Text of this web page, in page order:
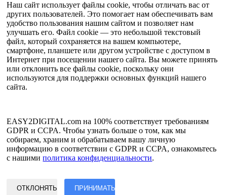
Наш сайт использует файлы cookie, чтобы отличать вас от
других пользователей. Это помогает нам обеспечивать вам
удобство пользования нашим сайтом и позволяет нам
улучшать его. Файл cookie — это небольшой текстовый
файл, который сохраняется на вашем компьютере,
смартфоне, планшете или другом устройстве с доступом в
Интернет при посещении нашего сайта. Вы можете принять
или отклонить все файлы cookie, поскольку они
используются для поддержки основных функций нашего
сайта.
EASY2DIGITAL.com на 100% соответствует требованиям
GDPR и CCPA. Чтобы узнать больше о том, как мы
собираем, храним и обрабатываем вашу личную
информацию в соответствии с GDPR и CCPA, ознакомьтесь
с нашимиполитика конфиденциальности.
ОТКЛОНЯТЬ ПРИНИМАТЬ
Документы
API-тестер
HTML-карта сайта
Язык
Английский
упрощенный китайский
испанский
Французский
корейский
Политика конфиденциальности и обработки данных
©2017 - 2026 Авторские права защищены EASY2DIGITAL